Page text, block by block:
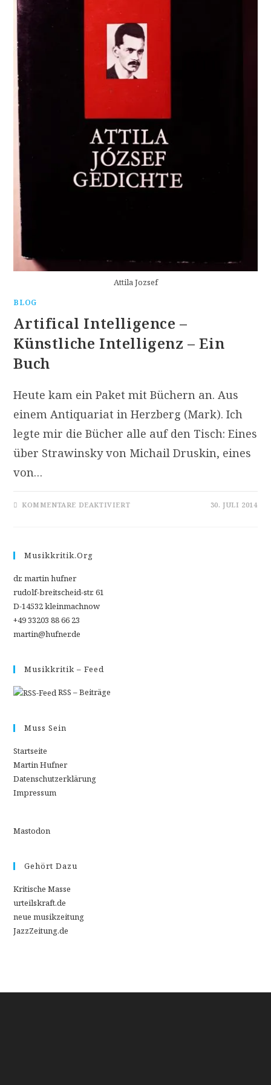
Attila Jozsef
BLOG
Artifical Intelligence –
Künstliche Intelligenz – Ein
Buch
Heute kam ein Paket mit Büchern an. Aus
einem Antiquariat in Herzberg (Mark). Ich
legte mir die Bücher alle auf den Tisch: Eines
über Strawinsky von Michail Druskin, eines
von…
KOMMENTARE DEAKTIVIERTFÜR 30. JULI 2014
Musikkritik.org
dr. martin hufner
rudolf-breitscheid-str. 61
D-14532 kleinmachnow
+49 33203 88 66 23
martin@hufner.de
Musikkritik – Feed
RSS – Beiträge
Muss Sein
Startseite
Martin Hufner
Datenschutzerklärung
Impressum
Mastodon
Gehört Dazu
Kritische Masse
urteilskraft.de
neue musikzeitung
JazzZeitung.de